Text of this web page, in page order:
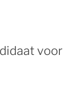
voor